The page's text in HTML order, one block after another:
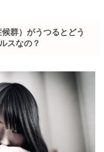
群）がうつるとどう
スなの？